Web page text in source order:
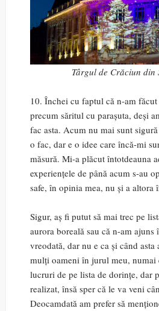
Târgul de Crăciun din
10. Închei cu faptul că n-am
precum săritul cu parașuta, deși
fac asta. Acum nu mai sunt
o fac, dar e o idee care încă-mi
măsură. Mi-a plăcut întotdeauna
experiențele de până acum s-au
safe, în opinia mea, nu și a altora
Sigur, aș fi putut să mai trec pe
aurora boreală sau că n-am ajuns
vreodată, dar nu e ca și când
mulți oameni în jurul meu, numai
lucruri de pe lista de dorințe, dar
realizat, însă sper că le va veni
Deocamdată am prefer să